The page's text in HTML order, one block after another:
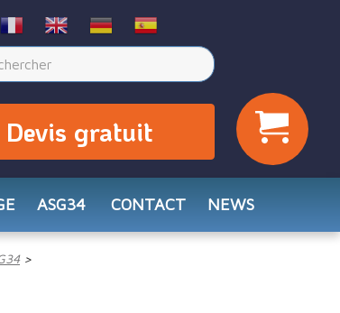
Devis gratuit
ASG34 CONTACT NEWS